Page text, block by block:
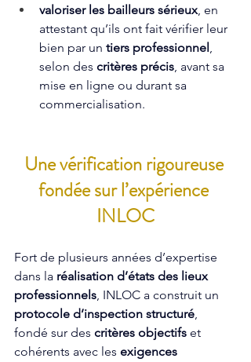
valoriser les bailleurs sérieux, en
attestant qu’ils ont fait vérifier leur
bien par un tiers professionnel ,
selon des critères précis, avant sa
mise en ligne ou durant sa
commercialisation.
Une vérification rigoureuse
fondée sur l’expérience
INLOC
Fort de plusieurs années d’expertise
dans la réalisation d’états des lieux
professionnels, INLOC a construit un
protocole d’inspection structuré,
fondé sur des critères objectifs et
cohérents avec les exigences